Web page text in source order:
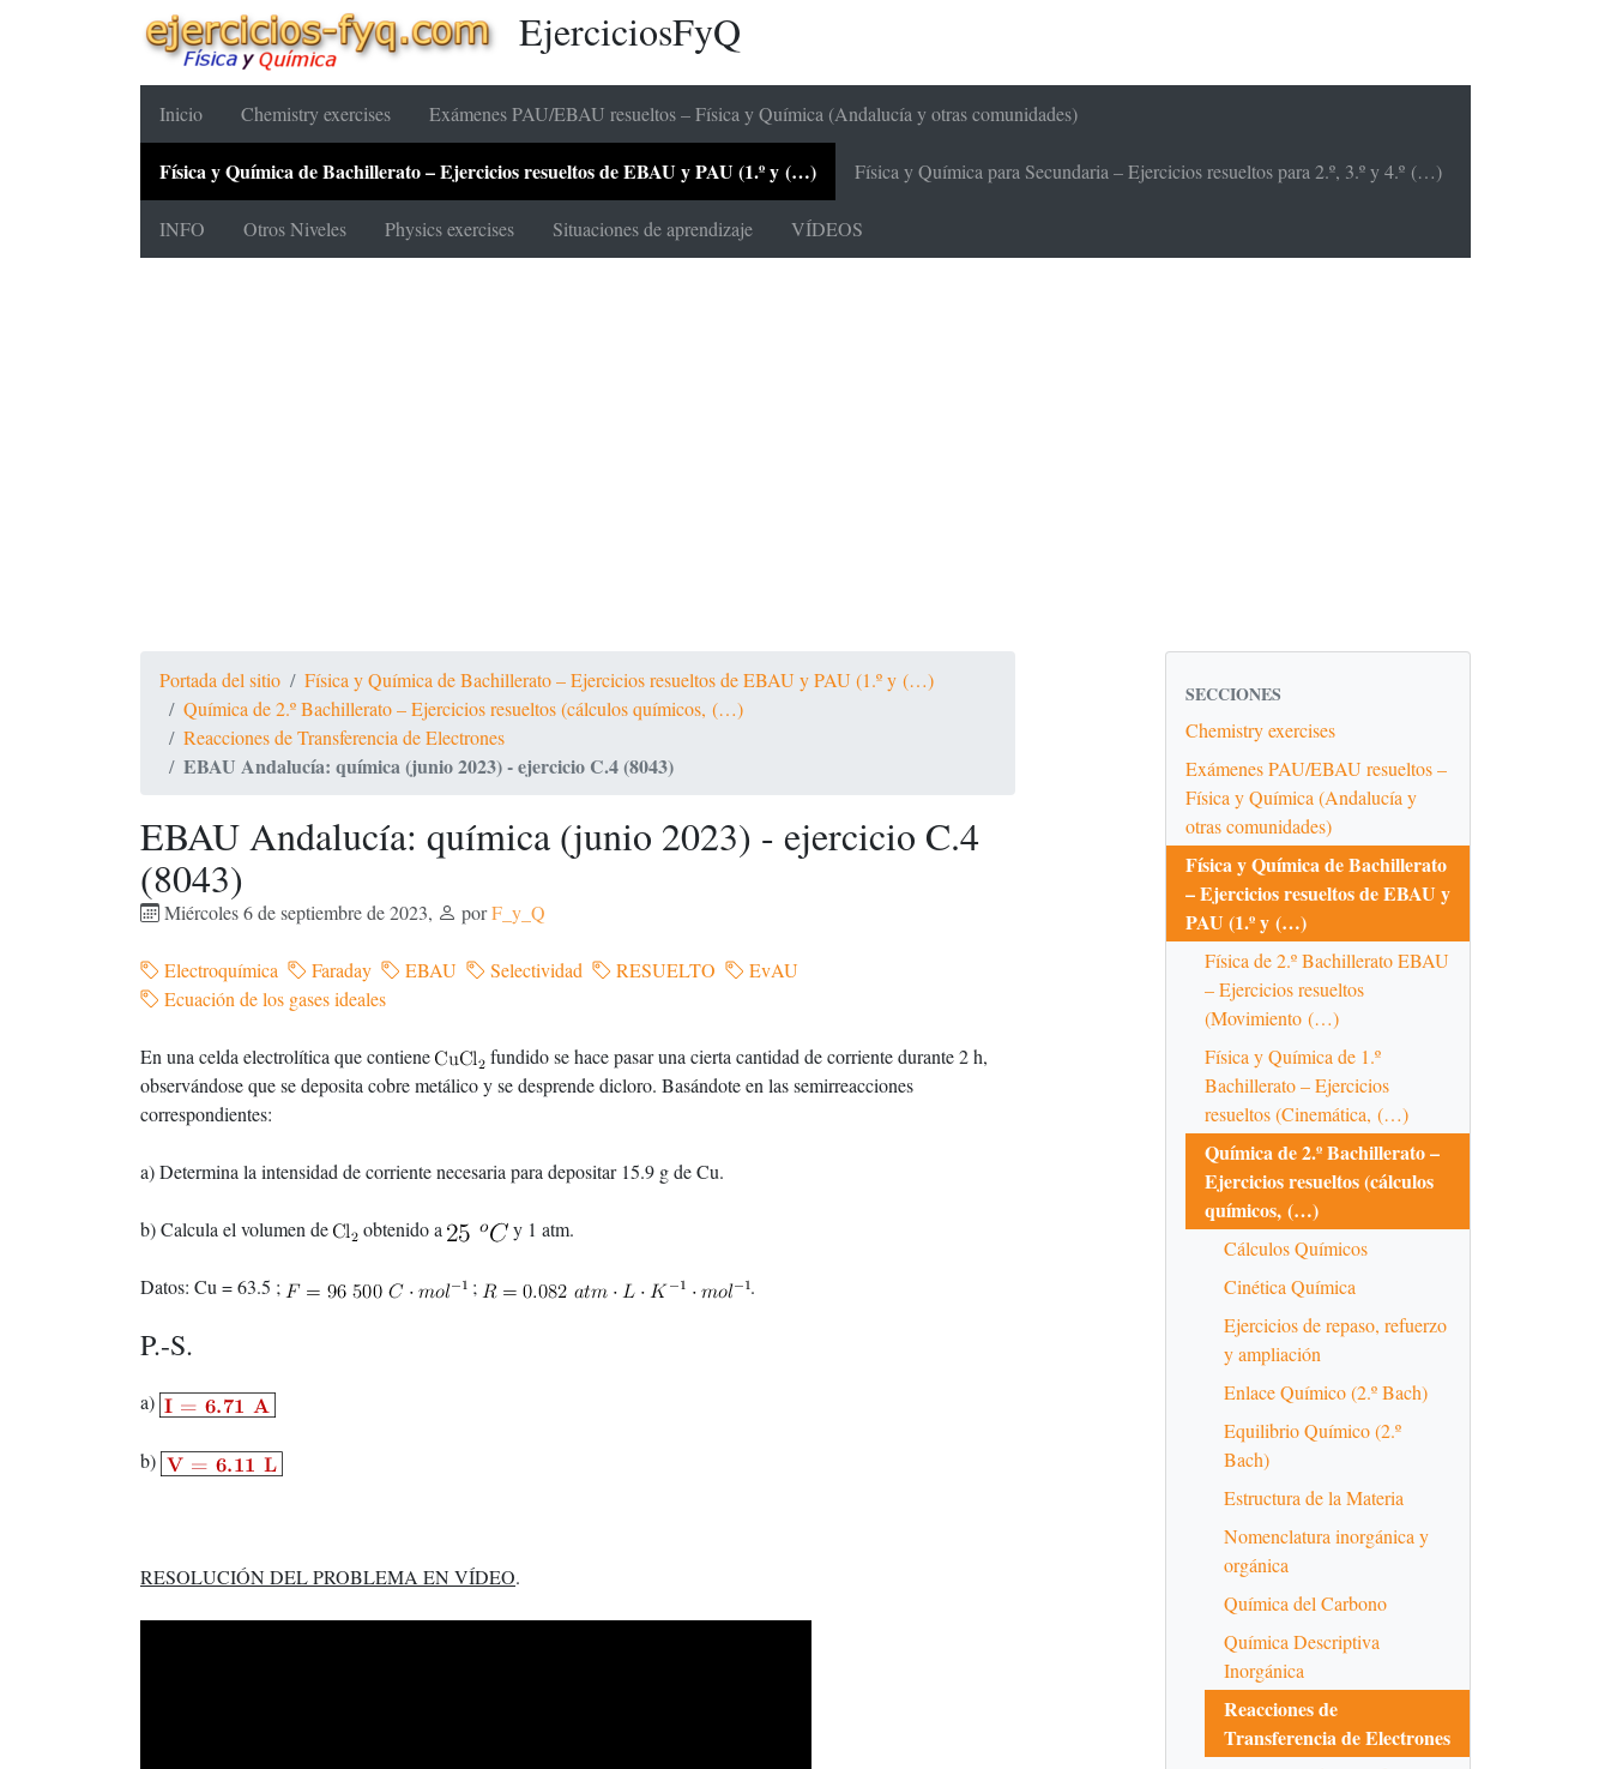
EjerciciosFyQ
Inicio Chemistry exercises Exámenes PAU/EBAU resueltos – Física y Química (Andalucía y otras comunidades)
Física y Química de Bachillerato – Ejercicios resueltos de EBAU y PAU (1.º y (…) Física y Química para Secundaria – Ejercicios resueltos para 2.º, 3.º y 4.º (…)
INFO Otros Niveles Physics exercises Situaciones de aprendizaje VÍDEOS
Portada del sitio
Física y Química de Bachillerato – Ejercicios resueltos de EBAU y PAU (1.º y (…)
Química de 2.º Bachillerato – Ejercicios resueltos (cálculos químicos, (…)
Reacciones de Transferencia de Electrones
EBAU Andalucía: química (junio 2023) - ejercicio C.4 (8043)
EBAU Andalucía: química (junio 2023) - ejercicio C.4
(8043)
Miércoles 6 de septiembre de 2023, porF_y_Q
Electroquímica Faraday EBAU Selectividad RESUELTO
EvAU
Ecuación de los gases ideales
En una celda electrolítica que contiene
fundido se hace pasar una cierta cantidad de corriente durante 2 h,
observándose que se deposita cobre metálico y se desprende dicloro. Basándote en las semirreacciones
correspondientes:
a) Determina la intensidad de corriente necesaria para depositar 15.9 g de Cu.
b) Calcula el volumen de obtenido a y 1 atm.
Datos: Cu = 63.5 ; ; .
P.-S.
a)
b)
RESOLUCIÓN DEL PROBLEMA EN VÍDEO.
SECCIONES
Chemistry exercises
Exámenes PAU/EBAU resueltos –
Física y Química (Andalucía y
otras comunidades)
Física y Química de Bachillerato
– Ejercicios resueltos de EBAU y
PAU (1.º y (…)
Física de 2.º Bachillerato EBAU
– Ejercicios resueltos
(Movimiento (…)
Física y Química de 1.º
Bachillerato – Ejercicios
resueltos (Cinemática, (…)
Química de 2.º Bachillerato –
Ejercicios resueltos (cálculos
químicos, (…)
Cálculos Químicos
Cinética Química
Ejercicios de repaso, refuerzo
y ampliación
Enlace Químico (2.º Bach)
Equilibrio Químico (2.º
Bach)
Estructura de la Materia
Nomenclatura inorgánica y
orgánica
Química del Carbono
Química Descriptiva
Inorgánica
Reacciones de
Transferencia de Electrones